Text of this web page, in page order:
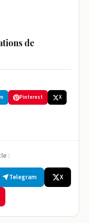
de
Pinterest
X
:
Telegram X